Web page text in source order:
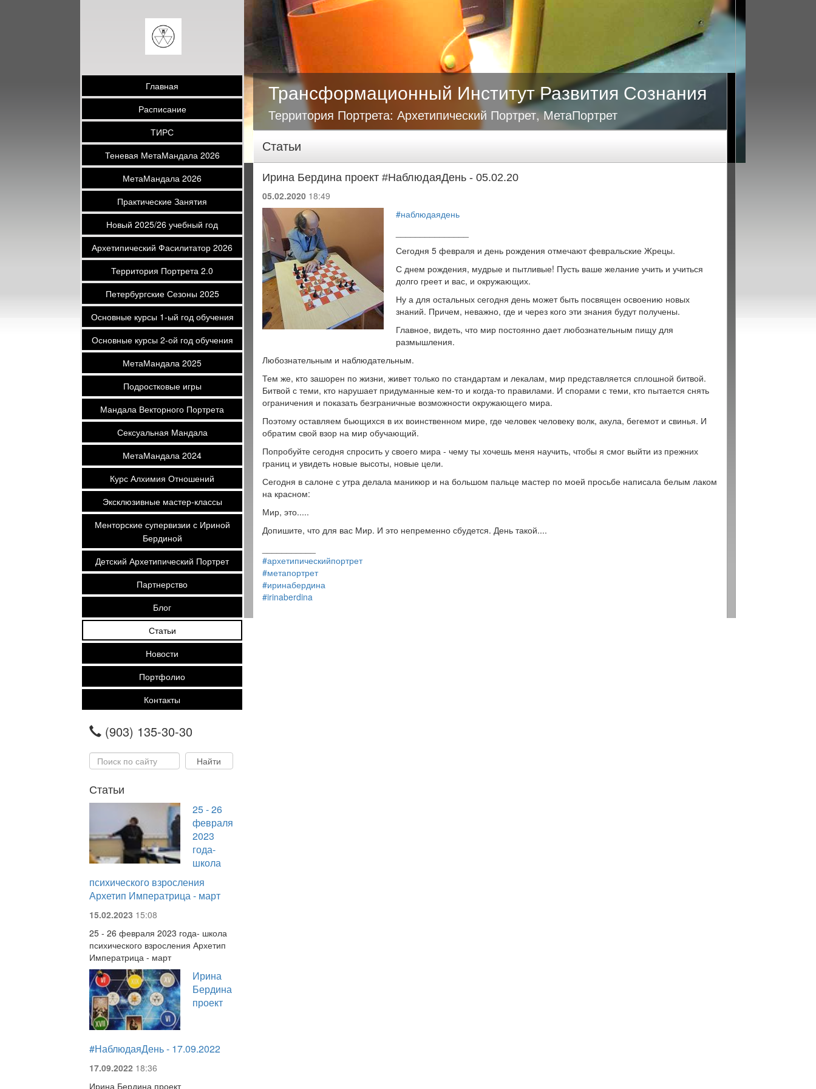
Главная
Расписание
ТИРС
Теневая МетаМандала 2026
МетаМандала 2026
Практические Занятия
Новый 2025/26 учебный год
Архетипический Фасилитатор 2026
Территория Портрета 2.0
Петербургские Сезоны 2025
Основные курсы 1-ый год обучения
Основные курсы 2-ой год обучения
МетаМандала 2025
Подростковые игры
Мандала Векторного Портрета
Сексуальная Мандала
МетаМандала 2024
Курс Алхимия Отношений
Эксклюзивные мастер-классы
Менторские супервизии с Ириной
Бердиной
Детский Архетипический Портрет
Партнерство
Блог
Статьи
Новости
Портфолио
Контакты
(903) 135-30-30
Статьи
25 - 26
февраля
2023
года-
школа
психического взросления
Архетип Императрица - март
15.02.2023 15:08
25 - 26 февраля 2023 года- школа
психического взросления Архетип
Императрица - март
Ирина
Бердина
проект
#НаблюдаяДень - 17.09.2022
17.09.2022 18:36
Ирина Бердина проект
Трансформационный Институт Развития Сознания
Территория Портрета: Архетипический Портрет, МетаПортрет
Статьи
Ирина Бердина проект #НаблюдаяДень - 05.02.20
05.02.2020 18:49
#наблюдаядень
Сегодня 5 февраля и день рождения отмечают февральские Жрецы.
С днем рождения, мудрые и пытливые! Пусть ваше желание учить и учиться
долго греет и вас, и окружающих.
Ну а для остальных сегодня день может быть посвящен освоению новых
знаний. Причем, неважно, где и через кого эти знания будут получены.
Главное, видеть, что мир постоянно дает любознательным пищу для
размышления.
Любознательным и наблюдательным.
Тем же, кто зашорен по жизни, живет только по стандартам и лекалам, мир представляется сплошной битвой.
Битвой с теми, кто нарушает придуманные кем-то и когда-то правилами. И спорами с теми, кто пытается снять
ограничения и показать безграничные возможности окружающего мира.
Поэтому оставляем бьющихся в их воинственном мире, где человек человеку волк, акула, бегемот и свинья. И
обратим свой взор на мир обучающий.
Попробуйте сегодня спросить у своего мира - чему ты хочешь меня научить, чтобы я смог выйти из прежних
границ и увидеть новые высоты, новые цели.
Сегодня в салоне с утра делала маникюр и на большом пальце мастер по моей просьбе написала белым лаком
на красном:
Мир, это.....
Допишите, что для вас Мир. И это непременно сбудется. День такой....
#архетипическийпортрет
#метапортрет
#иринабердина
#irinaberdina